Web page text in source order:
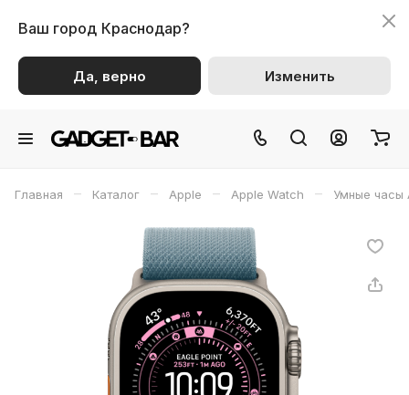
Ваш город Краснодар?
Да, верно Изменить
Главная – Каталог – Apple – Apple Watch – Умные часы